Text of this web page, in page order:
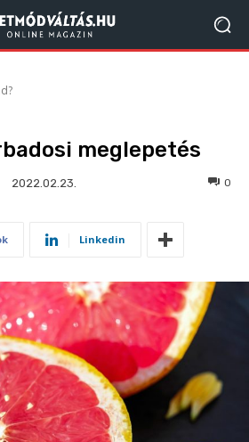
meglepetés
2022.02.23. 0
Linkedin